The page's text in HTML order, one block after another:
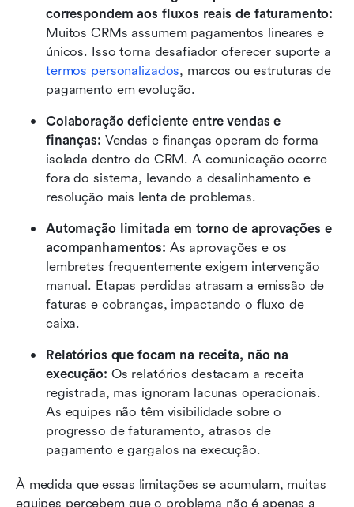
Muitos CRMs assumem pagamentos lineares e
termos personalizados, marcos ou estruturas de
pagamento em evolução.
Colaboração deficiente entre vendas e
finanças: Vendas e finanças operam de forma
isolada dentro do CRM. A comunicação ocorre
fora do sistema, levando a desalinhamento e
resolução mais lenta de problemas.
Automação limitada em torno de aprovações e
acompanhamentos: As aprovações e os
lembretes frequentemente exigem intervenção
manual. Etapas perdidas atrasam a emissão de
faturas e cobranças, impactando o fluxo de
caixa.
Relatórios que focam na receita, não na
execução: Os relatórios destacam a receita
registrada, mas ignoram lacunas operacionais.
As equipes não têm visibilidade sobre o
progresso de faturamento, atrasos de
pagamento e gargalos na execução.
À medida que essas limitações se acumulam, muitas
equipes percebem que o problema não é apenas a